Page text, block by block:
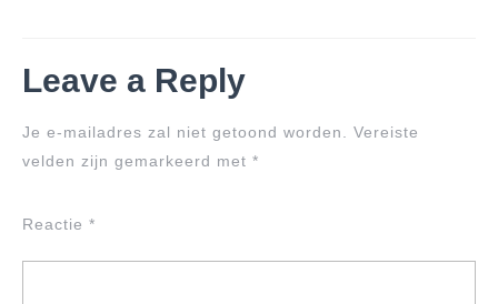
Leave a Reply
Je e-mailadres zal niet getoond worden.
Vereiste
velden zijn gemarkeerd met *
Reactie *